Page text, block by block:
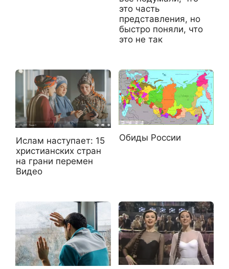
это часть
представления, но
быстро поняли, что
это не так
Ислам наступает: 15
христианских стран
на грани перемен
Видео
Обиды России